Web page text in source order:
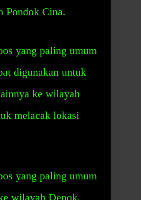
Pondok Cina.
yang paling umum
digunakan untuk
ke wilayah
melacak lokasi
yang paling umum
wilayah Depok.